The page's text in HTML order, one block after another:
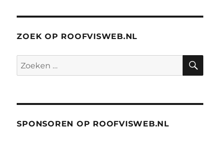
ZOEK OP ROOFVISWEB.NL
Zoeken
naar:
SPONSOREN OP ROOFVISWEB.NL